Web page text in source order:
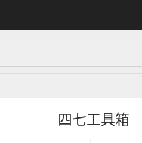
四七工具箱